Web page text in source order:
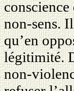
non-sens.
qu’en
légitimité.
non-